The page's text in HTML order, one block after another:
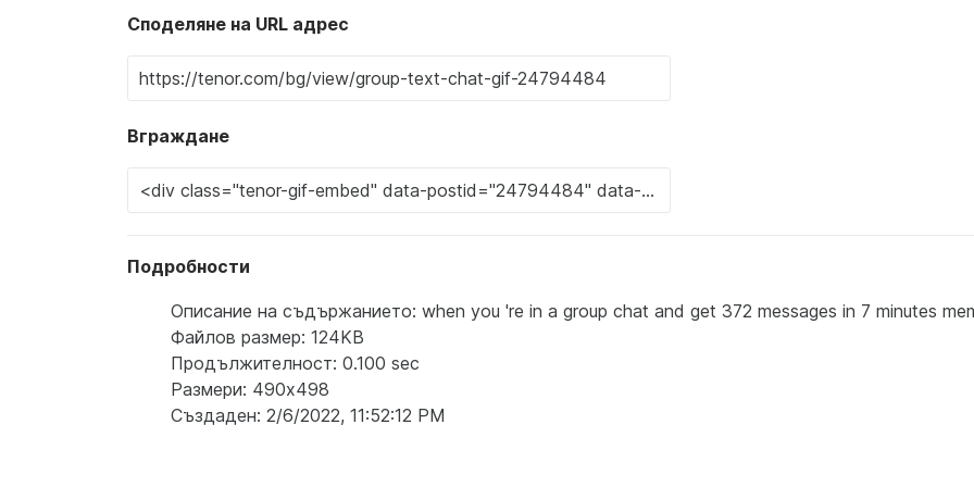
Споделяне на URL адрес
Вграждане
Подробности
Описание на съдържанието: when you 're in a group chat and get 372 messages in 7 minutes
Файлов размер: 124KB
Продължителност: 0.100 sec
Размери: 490x498
Създаден: 2/6/2022, 11:52:12 PM